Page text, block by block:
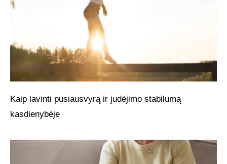
Kaip lavinti pusiausvyrą ir judėjimo stabilumą
kasdienybėje